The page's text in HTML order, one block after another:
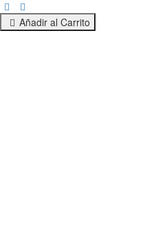
Añadir al Carrito